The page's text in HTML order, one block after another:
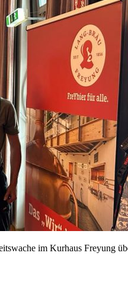
im Kurhaus Freyung